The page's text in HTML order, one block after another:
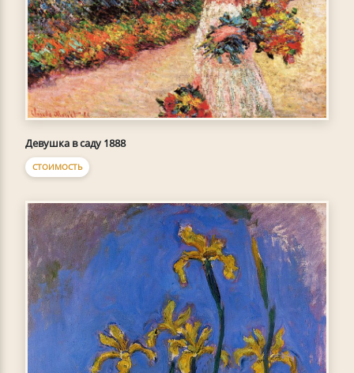
Девушка в саду 1888
СТОИМОСТЬ